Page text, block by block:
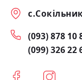
(093) 878 10
(099) 326 22